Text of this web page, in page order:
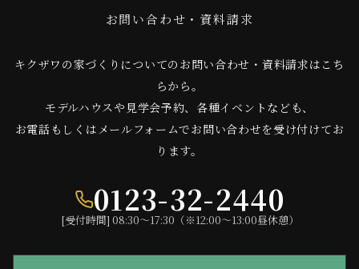
お問い合わせ・資料請求
キクザワの家づくりについてのお問い合わせ・資料請求はこち
らから。
モデルハウスや見学会予約、各種イベントなども、
お電話もしくはメールフォームでお問い合わせを受け付けてお
ります。
0123-32-2440
[受付時間] 08:30〜17:30（※12:00〜13:00昼休憩）